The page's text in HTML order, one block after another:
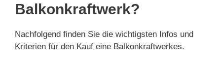
Balkonkraftwerk?
Nachfolgend finden Sie die wichtigsten Infos und
Kriterien für den Kauf eine Balkonkraftwerkes.